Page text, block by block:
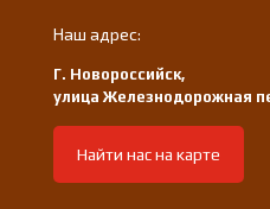
Наш адрес:
Г. Новороссийск,
улица Железнодорожная
Найти нас на карте